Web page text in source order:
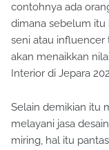
contohnya ada
dimana sebelum itu
seni atau influencer
akan menaikkan
Interior di Jepara
Selain demikian itu
melayani jasa
miring, hal itu